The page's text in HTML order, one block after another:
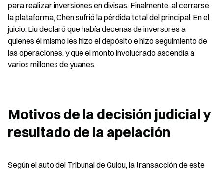
para realizar inversiones en divisas. Finalmente, al cerrarse
la plataforma, Chen sufrió la pérdida total del principal. En el
juicio, Liu declaró que había decenas de inversores a
quienes él mismo les hizo el depósito e hizo seguimiento de
las operaciones, y que el monto involucrado ascendía a
varios millones de yuanes.
Motivos de la decisión judicial y
resultado de la apelación
Según el auto del Tribunal de Gulou, la transacción de este